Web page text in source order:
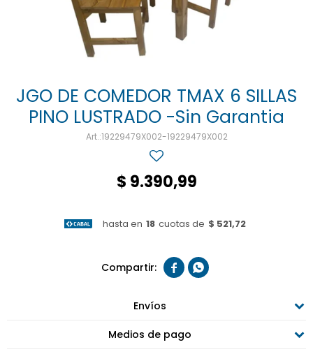
JGO DE COMEDOR TMAX 6 SILLAS
PINO LUSTRADO -Sin Garantia
19229479X002-19229479X002
$ 9.390,99
hasta en 18 cuotas de $ 521,72
 
Envíos
Medios de pago